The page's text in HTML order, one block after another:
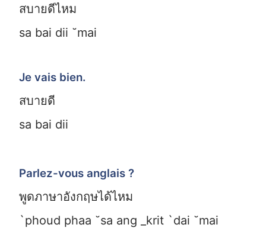
สบายดีไหม
sa bai dii ˘mai
Je vais bien.
สบายดี
sa bai dii
Parlez-vous anglais ?
พูดภาษาอังกฤษได้ไหม
`phoud phaa ˘sa ang _krit `dai ˘mai